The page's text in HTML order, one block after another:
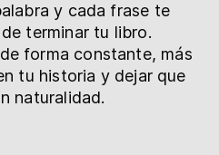
y cada frase te
terminar tu libro.
forma constante, más
tu historia y dejar que
naturalidad.